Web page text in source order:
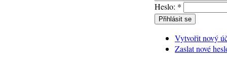
Heslo: *
Vytvořit nový
Zaslat nové